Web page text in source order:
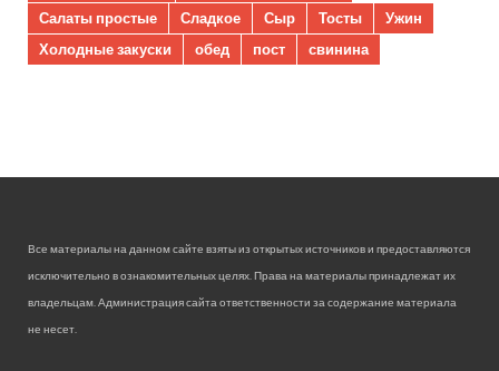
Салаты простые
Сладкое Сыр Тосты
Ужин
Холодные закуски
обед пост свинина
Все материалы на данном сайте взяты из открытых источников и предоставляются
исключительно в ознакомительных целях. Права на материалы принадлежат их
владельцам. Администрация сайта ответственности за содержание материала
не несет.